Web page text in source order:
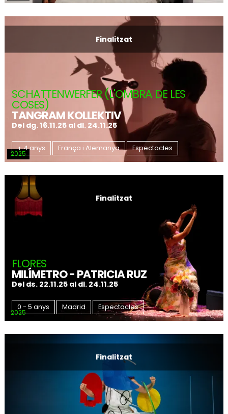
Finalitzat
2025
SCHATTENWERFER (L'OMBRA DE LES
COSES)
TANGRAM KOLLEKTIV
Del dg. 16.11.25 al dl. 24.11.25
+ 4 anys França i Alemanya Espectacles
Finalitzat
2025
FLORES
MILÍMETRO - PATRICIA RUZ
Del ds. 22.11.25 al dl. 24.11.25
0 - 5 anys Madrid Espectacles
Finalitzat